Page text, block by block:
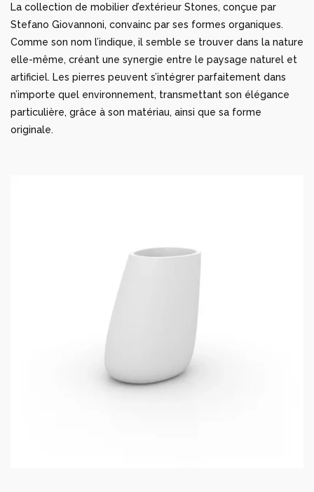
La collection de mobilier d’extérieur Stones, conçue par
Stefano Giovannoni, convainc par ses formes organiques.
Comme son nom l’indique, il semble se trouver dans la nature
elle-même, créant une synergie entre le paysage naturel et
artificiel. Les pierres peuvent s’intégrer parfaitement dans
n’importe quel environnement, transmettant son élégance
particulière, grâce à son matériau, ainsi que sa forme
originale.